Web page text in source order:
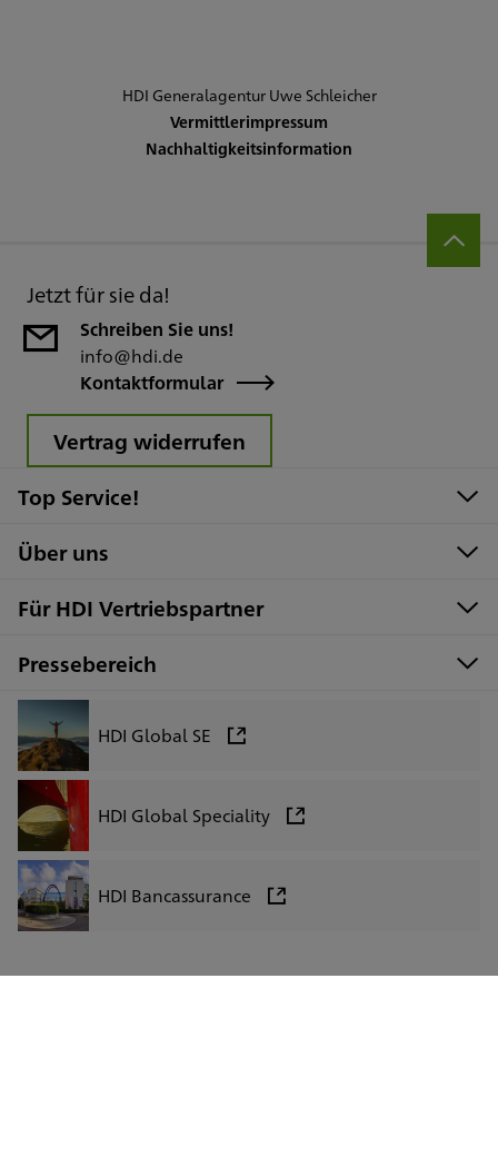
HDI Generalagentur Uwe Schleicher
Vermittlerimpressum
Nachhaltigkeitsinformation
Jetzt für sie da!
Schreiben Sie uns!
info@hdi.de
Kontaktformular
Vertrag widerrufen
Top Service!
Über uns
Für HDI Vertriebspartner
Pressebereich
HDI Global SE
HDI Global Speciality
HDI Bancassurance